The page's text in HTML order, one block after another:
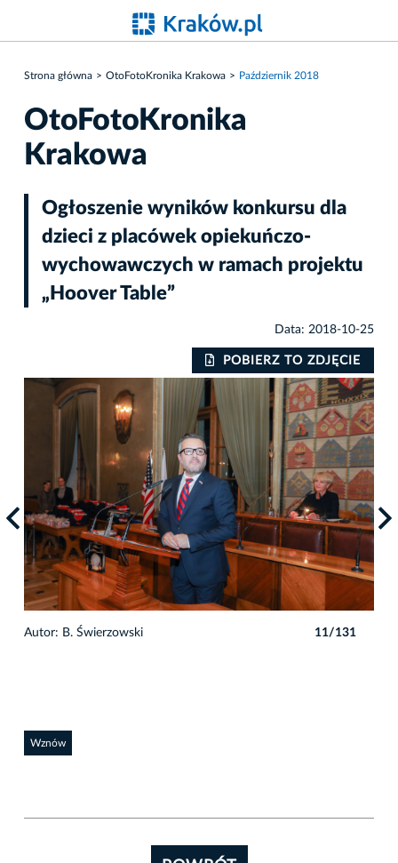
Strona główna OtoFotoKronika Krakowa Październik 2018
OtoFotoKronika
Krakowa
Ogłoszenie wyników konkursu dla
dzieci z placówek opiekuńczo-
wychowawczych w ramach projektu
„Hoover Table”
Data: 2018-10-25
POBIERZ TO ZDJĘCIE
Autor: B. Świerzowski 11/131
Wznów